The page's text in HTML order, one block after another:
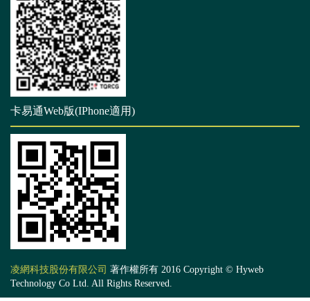
卡易通Web版(IPhone適用)
凌網科技股份有限公司 著作權所有 2016 Copyright © Hyweb
Technology Co Ltd. All Rights Reserved.